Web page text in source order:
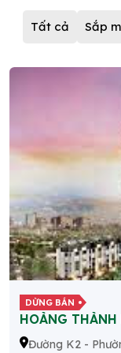
Tất cả Sắp
DỪNG BÁN
HOÀNG THÀNH
Đường K2 -